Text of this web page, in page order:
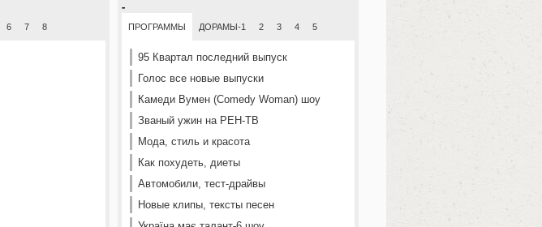
6 7 8
-
ПРОГРАММЫ ДОРАМЫ-1 2 3 4 5
95 Квартал последний выпуск
Голос все новые выпуски
Камеди Вумен (Comedy Woman) шоу
Званый ужин на РЕН-ТВ
Мода, стиль и красота
Как похудеть, диеты
Автомобили, тест-драйвы
Новые клипы, тексты песен